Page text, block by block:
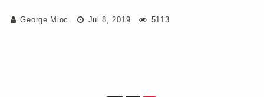
George Mioc Jul 8, 2019 5113